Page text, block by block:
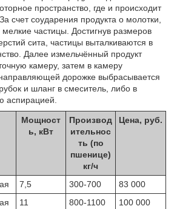
пространство, где и происходит
счет соударения продукта о молотки,
частицы. Достигнув размеров
сита, частицы выталкиваются в
Далее измельчённый продукт
камеру, затем в камеру
дорожке выбрасывается
и шланг в смеситель, либо в
аспирацией.
Мощност
ь, кВт
Производ
ительнос
ть (по
пшенице)
кг/ч
Цена, руб.
7,5 300-700
83 000
11 800-1100
100 000